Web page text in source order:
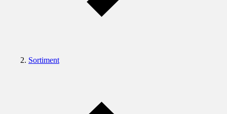
Sortiment